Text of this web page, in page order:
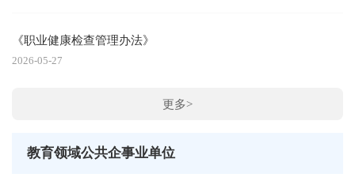
《职业健康检查管理办法》
2026-05-27
更多>
教育领域公共企事业单位